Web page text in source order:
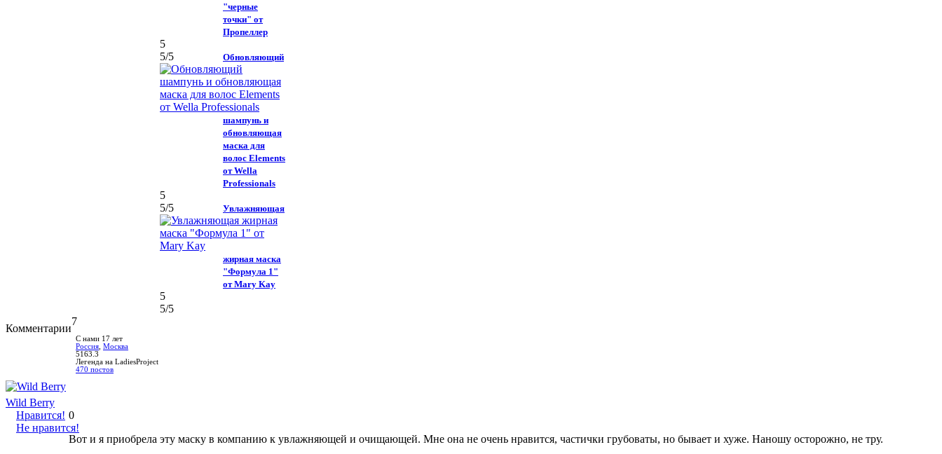
"черные
точки" от
Пропеллер
5
5/5 Обновляющий
шампунь и
обновляющая
маска для
волос Elements
от Wella
Professionals
5
5/5 Увлажняющая
жирная маска
"Формула 1"
от Mary Kay
5
5/5
Комментарии
7
С нами 17 лет
Россия Москва
5163.3
Легенда на LadiesProject
470 постов
Wild Berry
Нравится!
Не нравится!
0
Вот и я приобрела эту маску в компанию к увлажняющей и очищающей. Мне она не очень нравится, частички грубоваты, но бывает и хуже. Наношу осторожно, не тру.